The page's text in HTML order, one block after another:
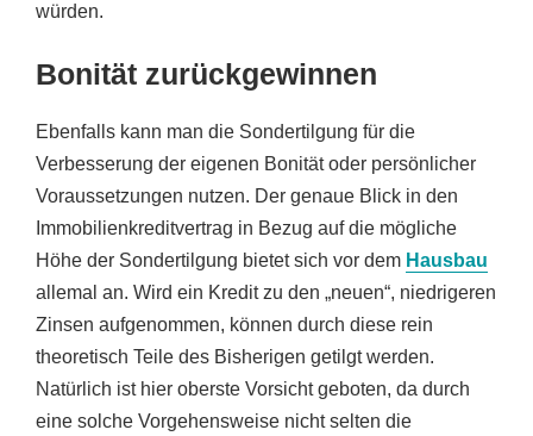
würden.
Bonität zurückgewinnen
Ebenfalls kann man die Sondertilgung für die
Verbesserung der eigenen Bonität oder persönlicher
Voraussetzungen nutzen. Der genaue Blick in den
Immobilienkreditvertrag in Bezug auf die mögliche
Höhe der Sondertilgung bietet sich vor dem Hausbau
allemal an. Wird ein Kredit zu den „neuen“, niedrigeren
Zinsen aufgenommen, können durch diese rein
theoretisch Teile des Bisherigen getilgt werden.
Natürlich ist hier oberste Vorsicht geboten, da durch
eine solche Vorgehensweise nicht selten die